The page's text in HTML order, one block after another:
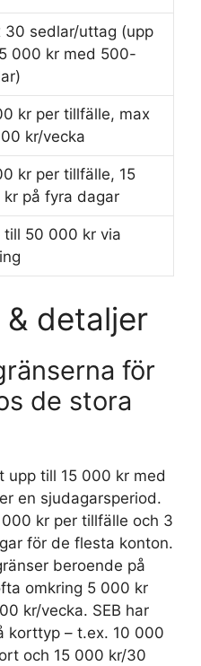
30 sedlar/uttag (upp
000 kr med 500-
kr per tillfälle, max
kr/vecka
kr per tillfälle, 15
på fyra dagar
till 50 000 kr via
& detaljer
för
de stora
upp till 15 000 kr med
en sjudagarsperiod.
kr per tillfälle och 3
för de flesta konton.
beroende på
omkring 5 000 kr
kr/vecka. SEB har
korttyp – t.ex. 10 000
och 15 000 kr/30